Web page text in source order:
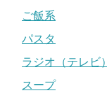
ご飯系
パスタ
ラジオ（テレビ）
スープ